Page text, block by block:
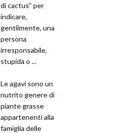
di cactus” per
indicare,
gentilmente, una
persona
irresponsabile,
stupida o ...
Le agavi sono un
nutrito genere di
piante grasse
appartenenti alla
famiglia delle